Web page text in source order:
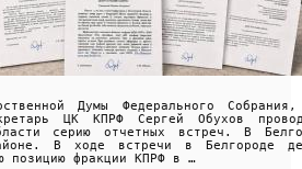
Думы Федерального
ЦК КПРФ Сергей Обухов
серию отчетных встреч. В
В ходе встречи в Белгороде
позицию фракции КПРФ в …